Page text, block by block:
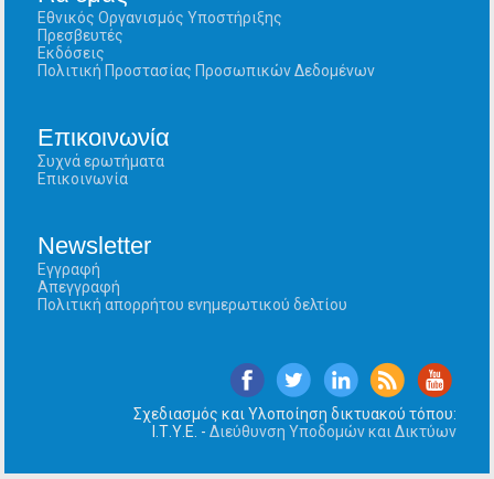
Εθνικός Οργανισμός Υποστήριξης
Πρεσβευτές
Εκδόσεις
Πολιτική Προστασίας Προσωπικών Δεδομένων
Επικοινωνία
Συχνά ερωτήματα
Επικοινωνία
Newsletter
Εγγραφή
Απεγγραφή
Πολιτική απορρήτου ενημερωτικού δελτίου
Σχεδιασμός και Υλοποίηση δικτυακού τόπου:
Ι.Τ.Υ.Ε. - Διεύθυνση Υποδομών και Δικτύων